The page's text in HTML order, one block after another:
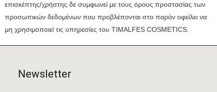
επισκέπτης/χρήστης δε συμφωνεί με τους όρους προστασίας των
προσωπικών δεδομένων που προβλέπονται στο παρόν οφείλει να
μη χρησιμοποιεί τις υπηρεσίες του TIMALFES COSMETICS.
Newsletter